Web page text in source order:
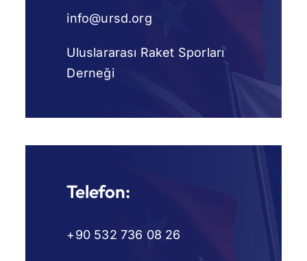
info@ursd.org
Uluslararası Raket Sporları
Derneği
Telefon:
+90 532 736 08 26